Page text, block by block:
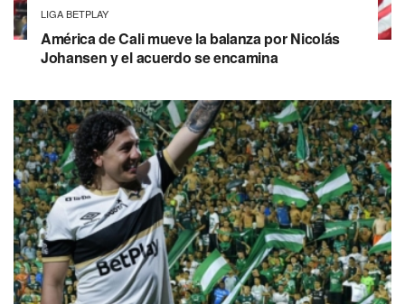
LIGA BETPLAY
América de Cali mueve la balanza por Nicolás
Johansen y el acuerdo se encamina